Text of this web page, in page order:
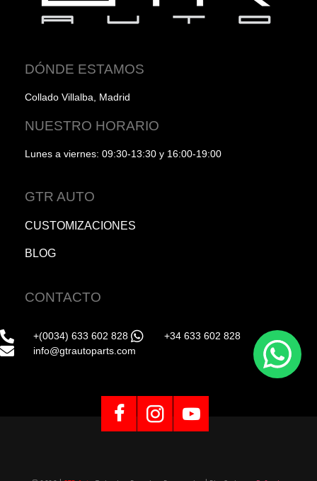
DÓNDE ESTAMOS
Collado Villalba, Madrid
NUESTRO HORARIO
Lunes a viernes: 09:30-13:30 y 16:00-19:00
GTR AUTO
CUSTOMIZACIONES
BLOG
CONTACTO
+(0034) 633 602 828
+34 633 602 828
info@gtrautoparts.com